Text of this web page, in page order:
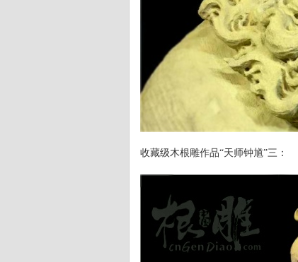
收藏级木根雕作品“天师钟馗”三：